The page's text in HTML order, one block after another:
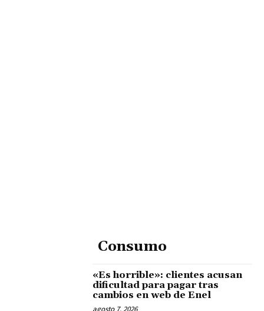
Consumo
«Es horrible»: clientes acusan
dificultad para pagar tras
cambios en web de Enel